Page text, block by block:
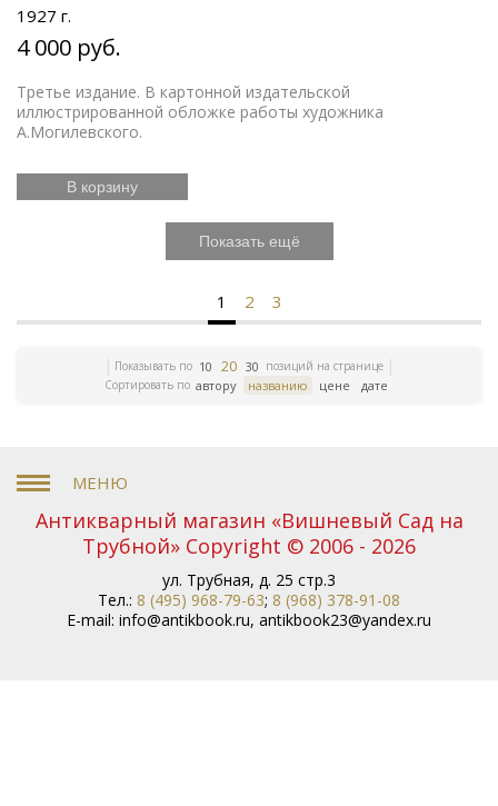
1927 г.
4 000 руб.
Третье издание. В картонной издательской
иллюстрированной обложке работы художника
А.Могилевского.
В корзину
Показать ещё
1 2 3
Показывать по 10 20 30 позиций на странице
Сортировать по автору названию цене дате
Антикварный магазин «Вишневый Сад на
Трубной» Copyright © 2006 - 2026
ул. Трубная, д. 25 стр.3
Тел.: 8 (495) 968-79-63; 8 (968) 378-91-08
E-mail: info@antikbook.ru, antikbook23@yandex.ru